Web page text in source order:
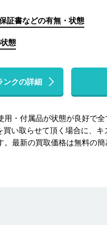
証書などの有無・状態
態
ンクの詳細
用・付属品が状態が良好で
買い取らせて頂く場合に、
最新の買取価格は無料の簡